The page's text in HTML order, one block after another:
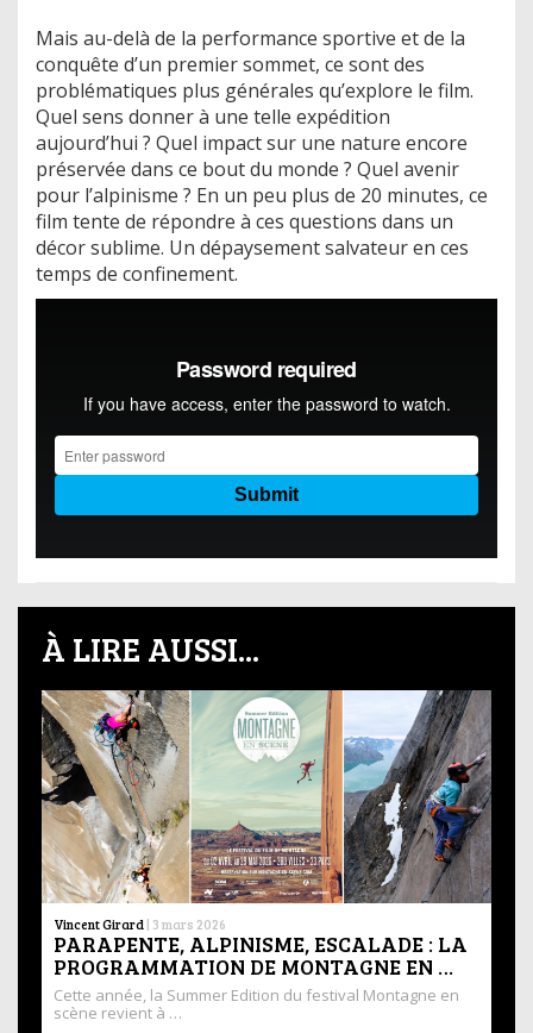
Mais au-delà de la performance sportive et de la
conquête d’un premier sommet, ce sont des
problématiques plus générales qu’explore le film.
Quel sens donner à une telle expédition
aujourd’hui ? Quel impact sur une nature encore
préservée dans ce bout du monde ? Quel avenir
pour l’alpinisme ? En un peu plus de 20 minutes, ce
film tente de répondre à ces questions dans un
décor sublime. Un dépaysement salvateur en ces
temps de confinement.
À LIRE AUSSI...
Vincent Girard | 3 mars 2026
PARAPENTE, ALPINISME, ESCALADE : LA
PROGRAMMATION DE MONTAGNE EN …
Cette année, la Summer Edition du festival Montagne en
scène revient à …